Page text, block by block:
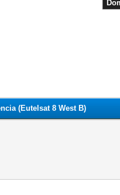
(Eutelsat 8 West B)